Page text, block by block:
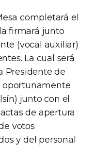
completará el
firmará junto
(vocal auxiliar)
La cual será
Presidente de
oportunamente
junto con el
de apertura
votos
y del personal